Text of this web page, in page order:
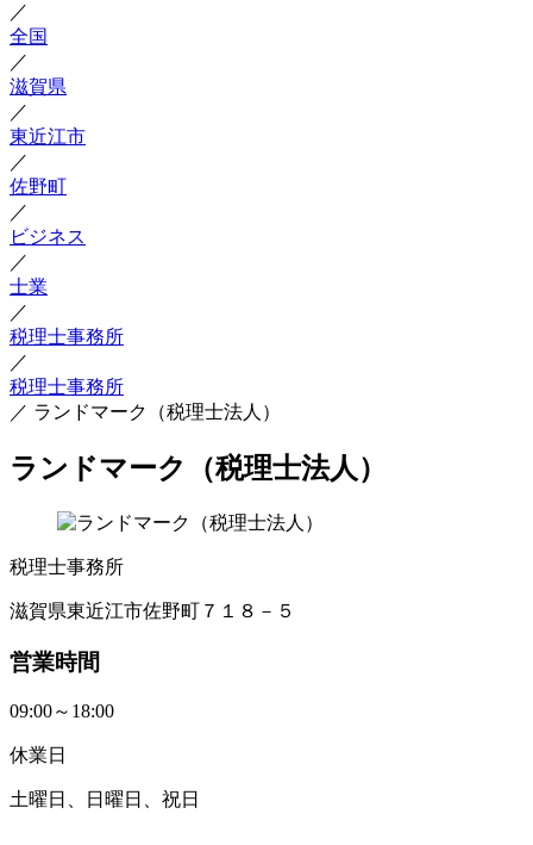
／
全国
／
滋賀県
／
東近江市
／
佐野町
／
ビジネス
／
士業
／
税理士事務所
／
税理士事務所
／ ランドマーク（税理士法人）
ランドマーク（税理士法人）
税理士事務所
滋賀県東近江市佐野町７１８－５
営業時間
09:00～18:00
休業日
土曜日、日曜日、祝日